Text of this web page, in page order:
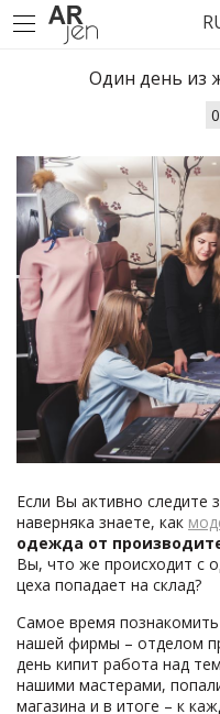
Один день из
Если Вы активно
наверняка знаете, как
одежда от
Вы, что же происходит с
цеха попадает на склад?
Самое время
нашей фирмы – отделом
день кипит работа над
нашими мастерами,
магазина и в итоге – к